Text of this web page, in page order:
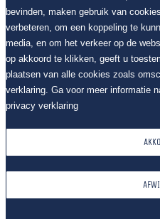
bevinden, maken gebruik van
verbeteren, om een koppeling te
media, en om het verkeer op de
op akkoord te klikken, geeft u
plaatsen van alle cookies zoals
verklaring. Ga voor meer informatie
privacy verklaring